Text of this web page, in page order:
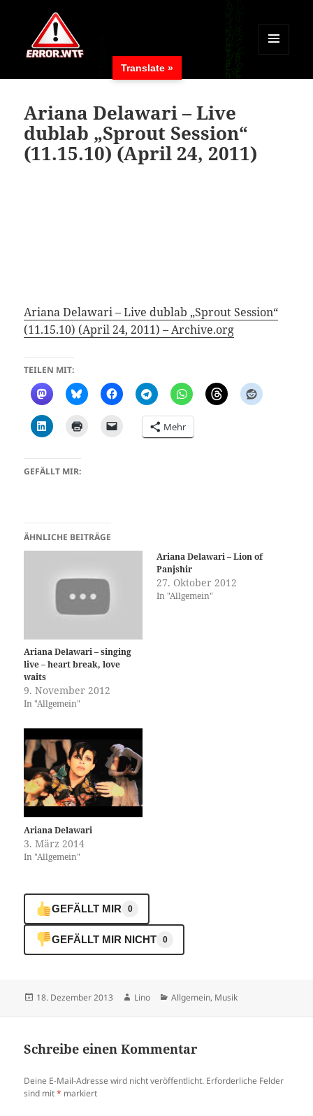
MENÜ
WIDGETS
Ariana Delawari – Live
dublab „Sprout Session“
(11.15.10) (April 24, 2011)
Ariana Delawari – Live dublab „Sprout Session“
(11.15.10) (April 24, 2011) – Archive.org
TEILEN MIT:
Mehr
GEFÄLLT MIR:
ÄHNLICHE BEITRÄGE
Ariana Delawari – singing
live – heart break, love
waits
9. November 2012
In "Allgemein"
Ariana Delawari – Lion of
Panjshir
27. Oktober 2012
In "Allgemein"
Ariana Delawari
3. März 2014
In "Allgemein"
GEFÄLLT MIR 0
GEFÄLLT MIR NICHT 0
Veröffentlicht
18. Dezember 2013 Autor
Lino Kategorien
Allgemein, Musik
Schreibe einen Kommentar
Deine E-Mail-Adresse wird nicht veröffentlicht. Erforderliche Felder
sind mit* markiert
Translate »